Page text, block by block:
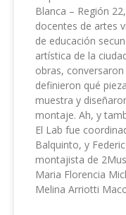
Blanca – Región
docentes de artes
de educación
artística de la
obras,
definieron qué
muestra y
montaje. Ah, y
El Lab fue
Balquinto, y
montajista de
Maria Florencia
Melina Arriotti